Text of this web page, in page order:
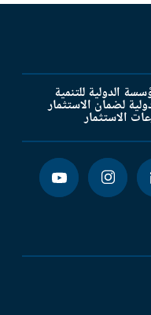
الدولية للتنمية
لضمان الاستثمار
الاستثمار